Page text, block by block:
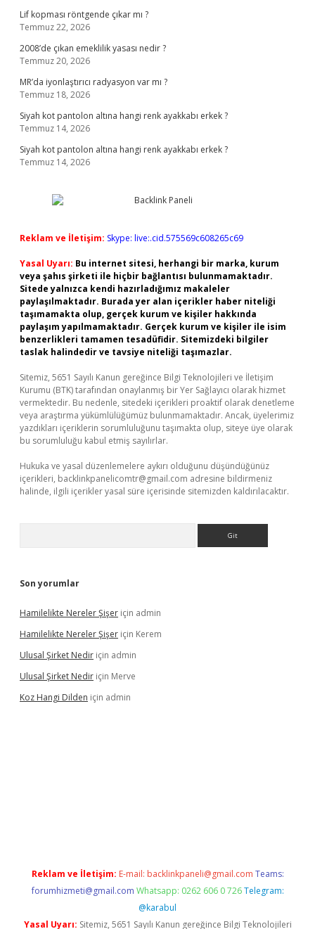
Lif kopması röntgende çıkar mı ?
Temmuz 22, 2026
2008’de çıkan emeklilik yasası nedir ?
Temmuz 20, 2026
MR’da iyonlaştırıcı radyasyon var mı ?
Temmuz 18, 2026
Siyah kot pantolon altına hangi renk ayakkabı erkek ?
Temmuz 14, 2026
Siyah kot pantolon altına hangi renk ayakkabı erkek ?
Temmuz 14, 2026
Reklam ve İletişim: Skype: live:.cid.575569c608265c69
Yasal Uyarı: Bu internet sitesi, herhangi bir marka, kurum
veya şahıs şirketi ile hiçbir bağlantısı bulunmamaktadır.
Sitede yalnızca kendi hazırladığımız makaleler
paylaşılmaktadır. Burada yer alan içerikler haber niteliği
taşımamakta olup, gerçek kurum ve kişiler hakkında
paylaşım yapılmamaktadır. Gerçek kurum ve kişiler ile isim
benzerlikleri tamamen tesadüfidir. Sitemizdeki bilgiler
taslak halindedir ve tavsiye niteliği taşımazlar.
Sitemiz, 5651 Sayılı Kanun gereğince Bilgi Teknolojileri ve İletişim
Kurumu (BTK) tarafından onaylanmış bir Yer Sağlayıcı olarak hizmet
vermektedir. Bu nedenle, sitedeki içerikleri proaktif olarak denetleme
veya araştırma yükümlülüğümüz bulunmamaktadır. Ancak, üyelerimiz
yazdıkları içeriklerin sorumluluğunu taşımakta olup, siteye üye olarak
bu sorumluluğu kabul etmiş sayılırlar.
Hukuka ve yasal düzenlemelere aykırı olduğunu düşündüğünüz
içerikleri, backlinkpanelicomtr@gmail.com adresine bildirmeniz
halinde, ilgili içerikler yasal süre içerisinde sitemizden kaldırılacaktır.
Son yorumlar
Hamilelikte Nereler Şişer için admin
Hamilelikte Nereler Şişer için Kerem
Ulusal Şirket Nedir için admin
Ulusal Şirket Nedir için Merve
Koz Hangi Dilden için admin
Reklam ve İletişim: E-mail: backlinkpaneli@gmail.com Teams:
forumhizmeti@gmail.com Whatsapp: 0262 606 0 726 Telegram:
@karabul
Yasal Uyarı: Sitemiz, 5651 Sayılı Kanun gereğince Bilgi Teknolojileri